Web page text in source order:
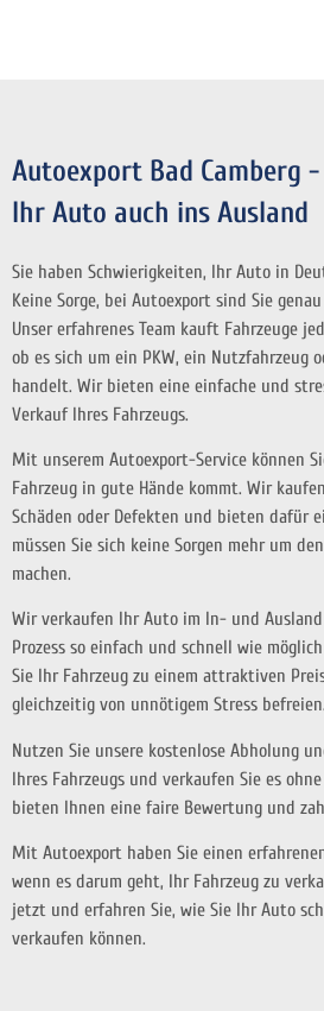
Autoexport Bad Camberg
Ihr Auto auch ins Ausland
Sie haben Schwierigkeiten, Ihr Auto in
Keine Sorge, bei Autoexport sind Sie
Unser erfahrenes Team kauft Fahrzeuge
ob es sich um ein PKW, ein Nutzfahrzeug
handelt. Wir bieten eine einfache und
Verkauf Ihres Fahrzeugs.
Mit unserem Autoexport-Service können
Fahrzeug in gute Hände kommt. Wir
Schäden oder Defekten und bieten dafür
müssen Sie sich keine Sorgen mehr um
machen.
Wir verkaufen Ihr Auto im In- und
Prozess so einfach und schnell wie
Sie Ihr Fahrzeug zu einem attraktiven
gleichzeitig von unnötigem Stress befreien.
Nutzen Sie unsere kostenlose Abholung
Ihres Fahrzeugs und verkaufen Sie es
bieten Ihnen eine faire Bewertung und
Mit Autoexport haben Sie einen
wenn es darum geht, Ihr Fahrzeug zu
jetzt und erfahren Sie, wie Sie Ihr Auto
verkaufen können.